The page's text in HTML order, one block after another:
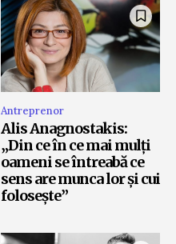
Antreprenor
Alis Anagnostakis:
„Din ce în ce mai mulți
oameni se întreabă ce
sens are munca lor și cui
folosește”